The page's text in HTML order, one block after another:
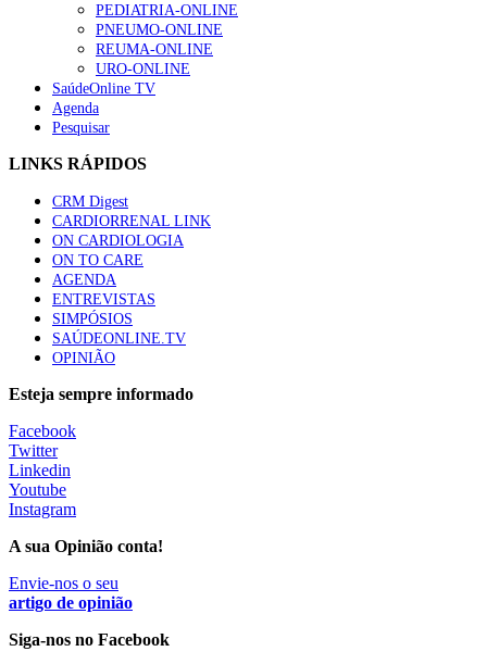
“Os programas de rastreio do cancro do pulmão são
custo-efetivos e representam um investimento
sustentável para os sistemas de saúde”
66 visualizações
Trodelvy aprovado para primeira linha no cancro da
elegíveis para inibidores PD-(L)1
61 visualizações
Especialistas defendem mais potássio na alimentação
para ajudar a controlar a hipertensão
57 visualizações
MAIS NOTÍCIAS
Sindicato diz que nova carreira de médicos dentistas reforça
estabilidade no SNS
6 Ago, 2026
Mais de 400 utentes beneficiaram de comparticipação reforçada
para tratamentos de infertilidade na Madeira
6 Ago, 2026 0 Comments
PEDIATRIA-ONLINE
PNEUMO-ONLINE
REUMA-ONLINE
URO-ONLINE
SaúdeOnline TV
Agenda
Pesquisar
LINKS RÁPIDOS
CRM Digest
CARDIORRENAL LINK
ON CARDIOLOGIA
ON TO CARE
AGENDA
ENTREVISTAS
SIMPÓSIOS
SAÚDEONLINE.TV
OPINIÃO
Esteja sempre informado
Facebook
Twitter
Linkedin
Youtube
Instagram
A sua Opinião conta!
Envie-nos o seu
artigo de opinião
Siga-nos no Facebook